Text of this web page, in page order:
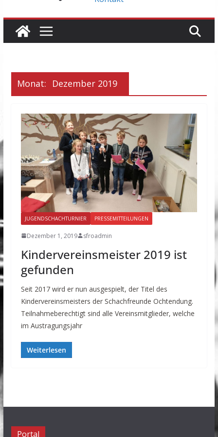
Monat: Dezember 2019
JUGENDSCHACHTURNIER PRESSEMITTEILUNGEN
Dezember 1, 2019 sfroadmin
Kindervereinsmeister 2019 ist
gefunden
Seit 2017 wird er nun ausgespielt, der Titel des
Kindervereinsmeisters der Schachfreunde Ochtendung.
Teilnahmeberechtigt sind alle Vereinsmitglieder, welche
im Austragungsjahr
Weiterlesen
Portal